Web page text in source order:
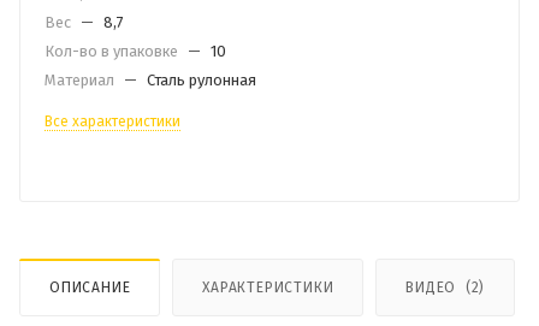
Вес — 8,7
Кол-во в упаковке
— 10
Материал
— Сталь рулонная
Все характеристики
ОПИСАНИЕ ХАРАКТЕРИСТИКИ ВИДЕО (2)